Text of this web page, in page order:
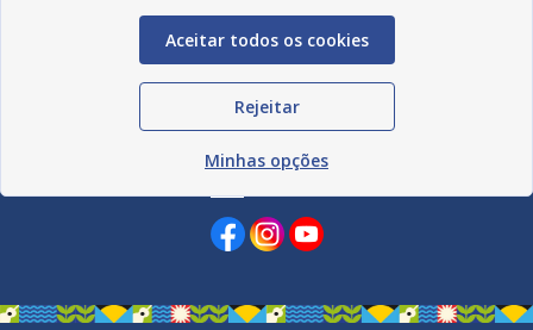
Redes Sociais
Aceitar todos os cookies
Rejeitar
Minhas opções